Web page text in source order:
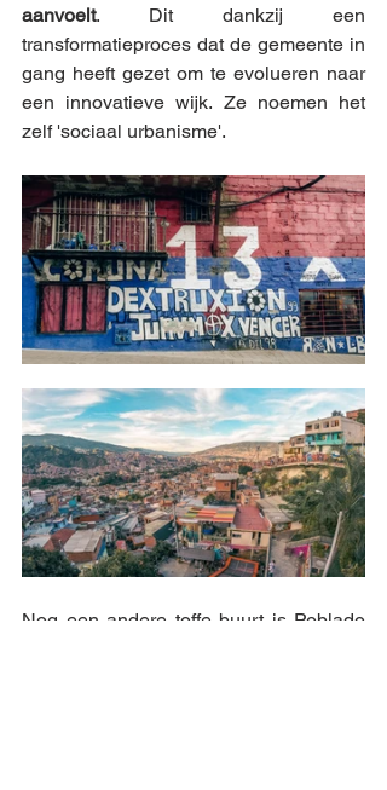
aanvoelt. Dit dankzij een
transformatieproces dat de gemeente in
gang heeft gezet om te evolueren naar
een innovatieve wijk. Ze noemen het
zelf 'sociaal urbanisme'.
Nog een andere toffe buurt is Poblado